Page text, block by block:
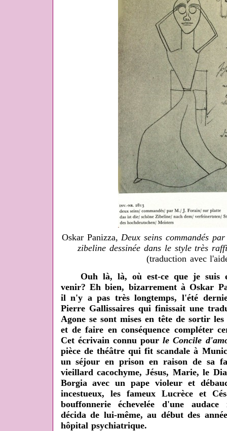
Oskar Panizza, Deux seins commandés
zibeline dessinée dans le style très
(traduction avec
Ouh là, là, où est-ce que je suis
venir? Eh bien, bizarrement à Oskar
il n'y a pas très longtemps, l'été
Pierre Gallissaires qui finissait une
Agone se sont mises en tête de sortir
et de faire en conséquence compléter
Cet écrivain connu pourle Concile
pièce de théâtre qui fit scandale à
un séjour en prison en raison de sa
vieillard cacochyme, Jésus, Marie, le
Borgia avec un pape violeur et
incestueux, les fameux Lucrèce et
bouffonnerie échevelée d'une
décida de lui-même, au début des
hôpital psychiatrique.